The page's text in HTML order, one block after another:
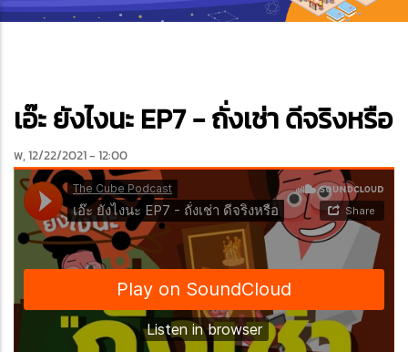
เอ๊ะ ยังไงนะ EP7 - ถั่งเช่า ดีจริงหรือ
พ, 12/22/2021 - 12:00